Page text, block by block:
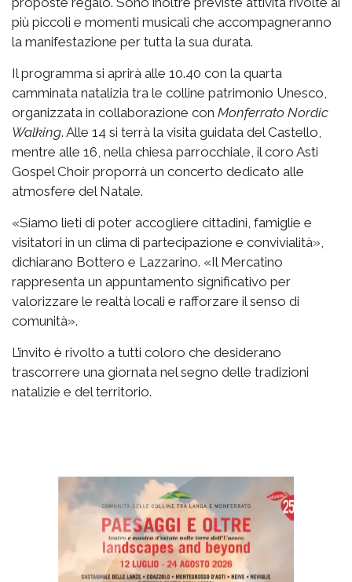
più piccoli e momenti musicali che accompagneranno
la manifestazione per tutta la sua durata.
Il programma si aprirà alle 10.40 con la quarta
camminata natalizia tra le colline patrimonio Unesco,
organizzata in collaborazione con Monferrato Nordic
Walking. Alle 14 si terrà la visita guidata del Castello,
mentre alle 16, nella chiesa parrocchiale, il coro Asti
Gospel Choir proporrà un concerto dedicato alle
atmosfere del Natale.
«Siamo lieti di poter accogliere cittadini, famiglie e
visitatori in un clima di partecipazione e convivialità»,
dichiarano Bottero e Lazzarino. «Il Mercatino
rappresenta un appuntamento significativo per
valorizzare le realtà locali e rafforzare il senso di
comunità».
L’invito è rivolto a tutti coloro che desiderano
trascorrere una giornata nel segno delle tradizioni
natalizie e del territorio.